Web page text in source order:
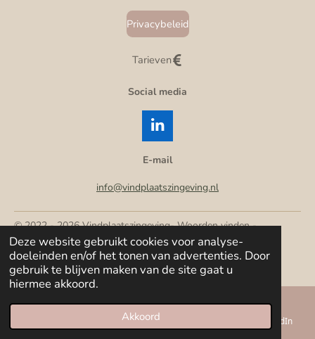
Deze website gebruikt cookies voor analyse-
doeleinden en/of het tonen van advertenties. Door
gebruik te blijven maken van de site gaat u
hiermee akkoord.
Akkoord
Privacybeleid
Tarieven
Social media
L
i
n
e
I
n
E-mail
info@vindplaatszingeving.nl
© 2022 - 2026 Vindplaatszingeving- Woorden vinden -
Betekenis vinden - Richting vinden
Powered byJouwWeb
Telefoonnummer LinkedIn